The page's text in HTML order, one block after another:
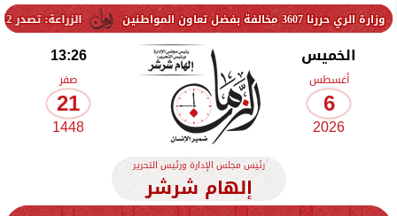
الزراعة: تصدر 712 ترخيص تشغيل جديد لمشروعات الثروة الحيوانية والداجنة.. وتسجيل 832 مخلوط أعلاف
الخميس
أغسطس
6
2026
13:26
صفر
21
1448
رئيس مجلس الإدارة ورئيس التحرير
إلهام شرشر